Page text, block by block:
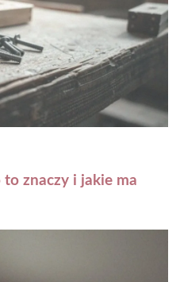
znaczy i jakie ma